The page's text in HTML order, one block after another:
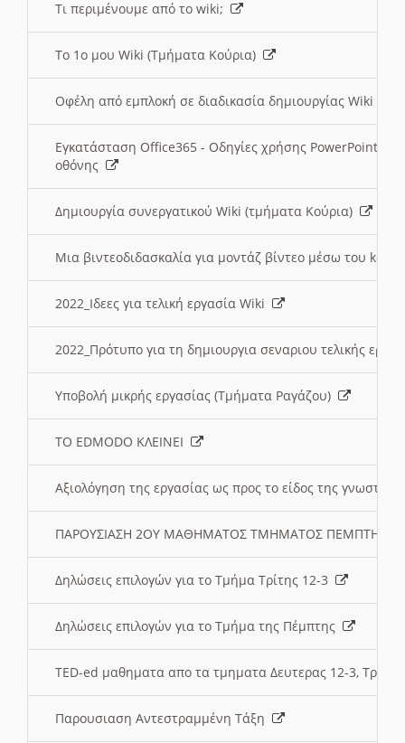
Τι περιμένουμε από το wiki;
Το 1ο μου Wiki (Τμήματα Κούρια)
Οφέλη από εμπλοκή σε διαδικασία δημιουργίας Wiki
Εγκατάσταση Office365 - Οδηγίες χρήσης PowerPoint
οθόνης
Δημιουργία συνεργατικού Wiki (τμήματα Κούρια)
Μια βιντεοδιδασκαλία για μοντάζ βίντεο μέσω του
2022_Ιδεες για τελική εργασία Wiki
2022_Πρότυπο για τη δημιουργια σεναριου τελικής
Υποβολή μικρής εργασίας (Τμήματα Ραγάζου)
ΤΟ EDMODO ΚΛΕΙΝΕΙ
Αξιολόγηση της εργασίας ως προς το είδος της
ΠΑΡΟΥΣΙΑΣΗ 2ΟΥ ΜΑΘΗΜΑΤΟΣ ΤΜΗΜΑΤΟΣ
Δηλώσεις επιλογών για το Τμήμα Τρίτης 12-3
Δηλώσεις επιλογών για το Τμήμα της Πέμπτης
TED-ed μαθηματα απο τα τμηματα Δευτερας 12-3,
Παρουσιαση Αντεστραμμένη Τάξη